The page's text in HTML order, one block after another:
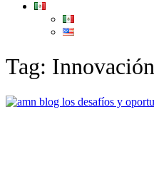
Tag: